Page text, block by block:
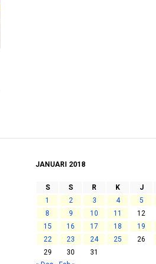
JANUARI 2018
S S R K J
1
2 3 4 5
8
9 10 11 12
15
16 17 18 19
22
23 24 25 26
29
30
31